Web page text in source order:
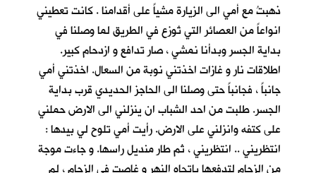
ذهبتُ مع أمي الى الزيارة مشياً على أقدامنا . كانت تعطيني
انواعاً من العصائر التي تُوزع في الطريق لما وصلنا في
بداية الجسر وبدأنا نمشي ، صار تدافع و ازدحام كبير.
اطلاقات نار و غازات اخذتني نوبة من السعال. اخذتني أمي
جانباً ، فجانباً حتى وصلنا الى الحاجز الحديدي قرب بداية
الجسر. طلبت من احد الشباب ان ينزلني الى الارض حملني
على كتفه وانزلني على الارض. رأيت أمي تلوح لي بيدها :
انتظريني .. انتظريني ، ثم طار منديل راسها. و جاءت موجة